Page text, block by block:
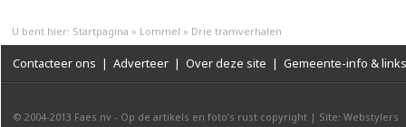
U bent hier: Startpagina » Lommel » Drie tramverhalen
Contacteer ons | Adverteer | Over deze site | Gemeente-info & links
© 2004-2013 Faes nv - Op de artikels en foto’s rust copyright | Site: Webstylers